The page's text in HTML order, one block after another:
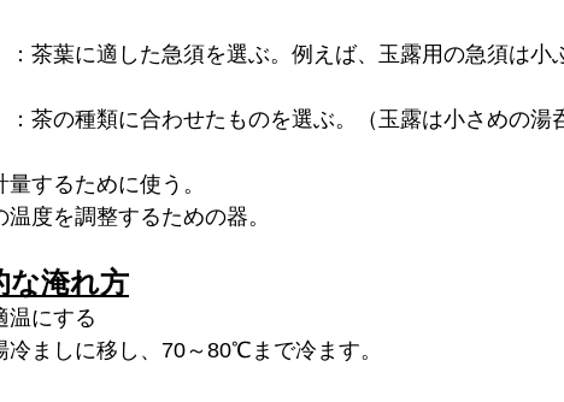
：茶葉に適した急須を選ぶ。例えば、玉露用の急須は小
：茶の種類に合わせたものを選ぶ。（玉露は小さめの湯
するために使う。
度を調整するための器。
な淹れ方
温にする
冷ましに移し、70～80℃まで冷ます。